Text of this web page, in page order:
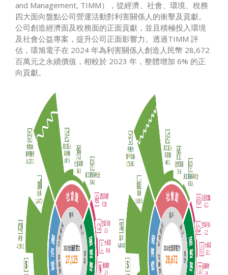
and Management, TIMM），從經濟、社會、環境、稅務
四大面向盤點公司營運活動對利害關係人的衝擊及貢獻。
公司創造經濟面及稅務面的正面貢獻，並且積極投入環境
及社會公益專案，提升公司正面影響力。透過TIMM 評
估，環旭電子在 2024 年為利害關係人創造人民幣 28,672
百萬元之永續價值，相較於 2023 年，整體增加 6% 的正
向貢獻。